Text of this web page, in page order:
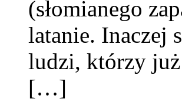
(słomianego
latanie. Inaczej
ludzi, którzy
[…]